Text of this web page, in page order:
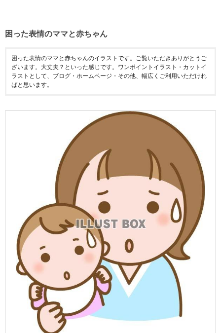
困った表情のママと赤ちゃん
困った表情のママと赤ちゃんのイラストです。ご覧いただきありがとうご
ざいます。大丈夫？といった感じです。ワンポイントイラスト・カットイ
ラストとして、ブログ・ホームページ・その他、幅広くご利用いただけれ
ばと思います。